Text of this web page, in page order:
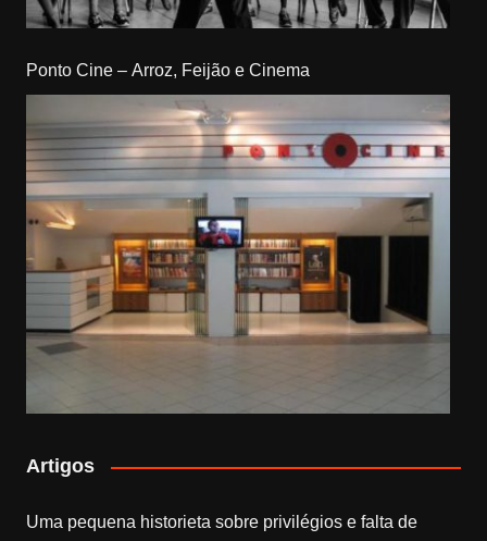
Ponto Cine – Arroz, Feijão e Cinema
Artigos
Uma pequena historieta sobre privilégios e falta de